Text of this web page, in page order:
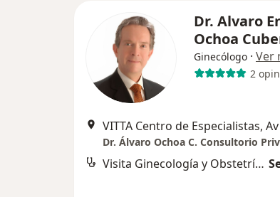
Dr. Alvaro
Ochoa
Ginecólogo · Ver
2
Dr. Álvaro Ochoa C. Consultorio
Visita Ginecología y Obstetrícia